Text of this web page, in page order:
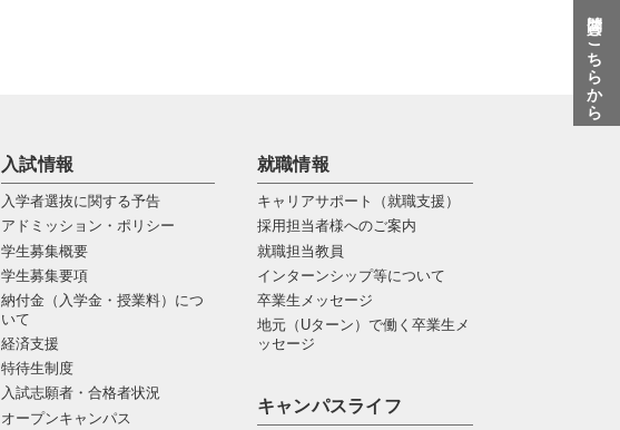
入試情報
入学者選抜に関する予告
アドミッション・ポリシー
学生募集概要
学生募集要項
納付金（入学金・授業料）につ
いて
経済支援
特待生制度
入試志願者・合格者状況
オープンキャンパス
就職情報
キャリアサポート（就職支援）
採用担当者様へのご案内
就職担当教員
インターンシップ等について
卒業生メッセージ
地元（Uターン）で働く卒業生メ
ッセージ
キャンパスライフ
質問はこちらから